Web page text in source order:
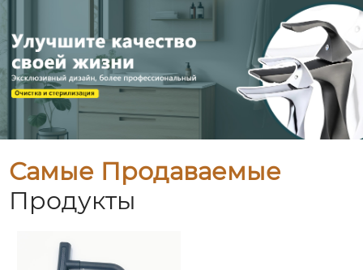
Самые Продаваемые
Продукты